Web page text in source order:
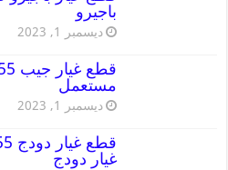
باجيرو
ديسمبر 1, 2023
مستعمل
ديسمبر 1, 2023
غيار دودج